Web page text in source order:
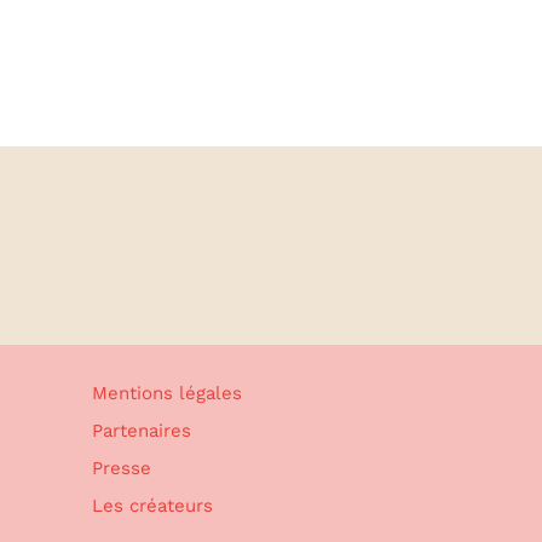
Mentions légales
Partenaires
Presse
Les créateurs